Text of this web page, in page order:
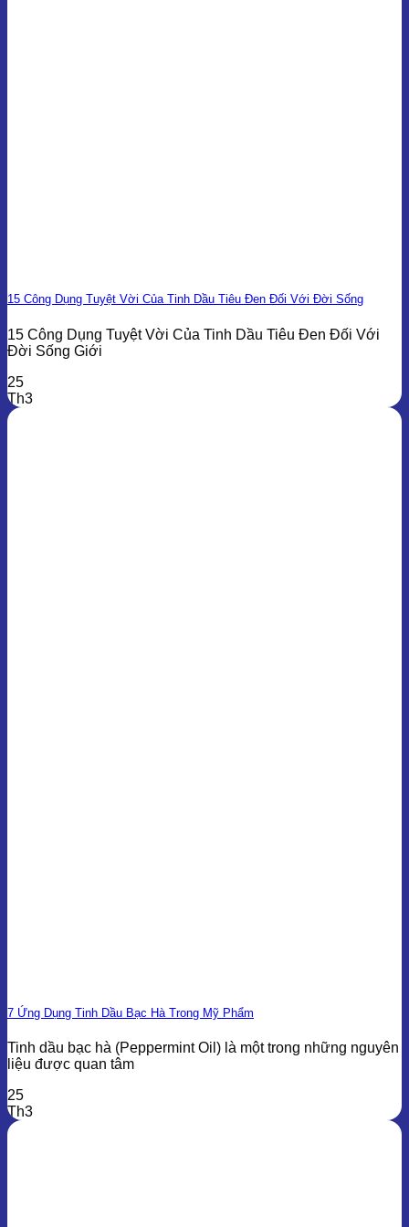
15 Công Dụng Tuyệt Vời Của Tinh Dầu Tiêu Đen Đối Với Đời Sống
15 Công Dụng Tuyệt Vời Của Tinh Dầu Tiêu Đen Đối Với
Đời Sống Giới
25
Th3
7 Ứng Dụng Tinh Dầu Bạc Hà Trong Mỹ Phẩm
Tinh dầu bạc hà (Peppermint Oil) là một trong những nguyên
liệu được quan tâm
25
Th3